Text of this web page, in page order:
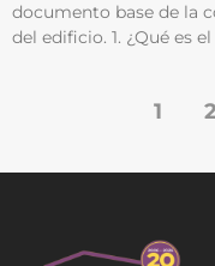
documento base de la
del edificio. 1. ¿Qué es
1 2